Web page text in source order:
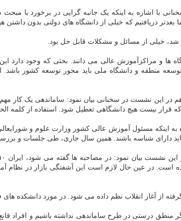
که خیلی از دانشگاه های دولتی بدون داشتن هیئت علمی بیشتر
خیلی از مسائل و مشکلات قابل حل بود.
و مراکزآموزش عالی می دانند. بحثی که وجود دارد
منطقه و دانشگاه ملی باید محور توسعه کشور
این نشست در سخنانی بیان نمود: ساماندهی یک کار
قرار نیست هیچ دانشگاهی تعطیل شود. استفاده از کلمه
اینکه مسئول آموزش عالی کشور وزارت علوم و
همین سال جاری، طی جلسات و بررسی هایی، ۹۶۰ مجوز جذب هیئت
است. در عین حال لازم است این آشفتگی بازار در
از آغاز انقلاب نظم داده می شود. در مورد دانشکده
منطق درستی در طرح ساماندهی نداشته باشیم و افراد